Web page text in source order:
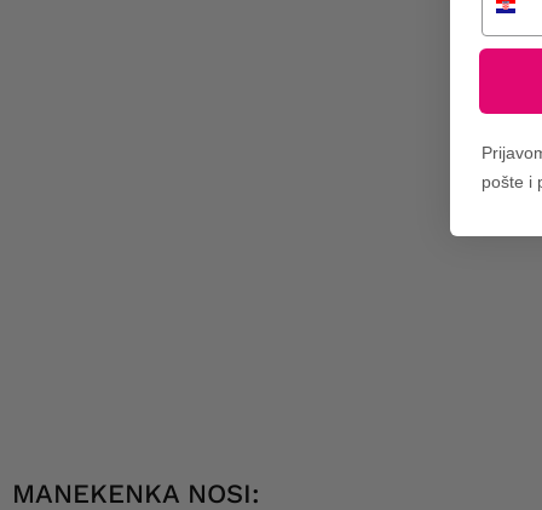
MANEKENKA NOSI:
pošte i